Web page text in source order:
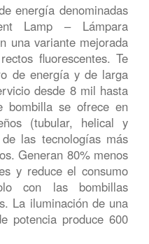
energía denominadas
Lamp – Lámpara
una variante mejorada
fluorescentes. Te
de energía y de larga
desde 8 mil hasta
bombilla se ofrece en
(tubular, helical y
las tecnologías más
Generan 80% menos
y reduce el consumo
con las bombillas
La iluminación de una
potencia produce 600